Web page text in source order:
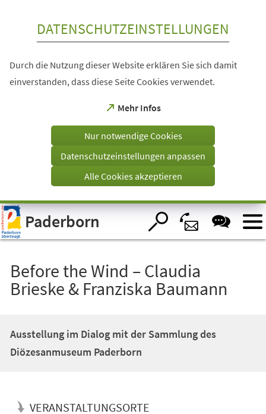
Visuelle
Assistenzsoftware
öffnen.
DATENSCHUTZEINSTELLUNGEN
Durch die Nutzung dieser Website erklären Sie sich damit
einverstanden, dass diese Seite Cookies verwendet.
Mehr Infos
(Öffnet
einem
Tab)
Nur notwendige Cookies
Datenschutzeinstellungen anpassen
Alle Cookies akzeptieren
Paderborn
Before the Wind – Claudia
Brieske & Franziska Baumann
Ausstellung im Dialog mit der Sammlung des
Diözesanmuseum Paderborn
VERANSTALTUNGSORTE